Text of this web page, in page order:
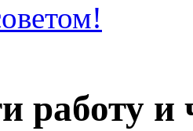
работу и